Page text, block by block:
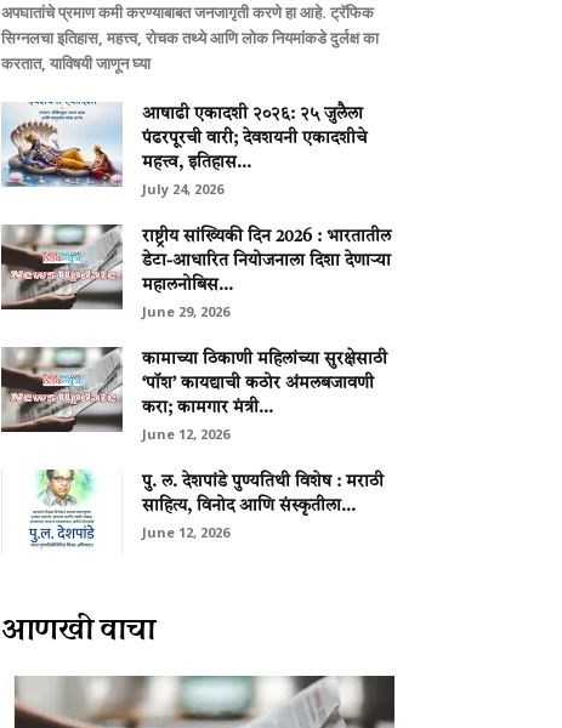
अपघातांचे प्रमाण कमी करण्याबाबत जनजागृती करणे हा आहे. ट्रॅफिक
सिग्नलचा इतिहास, महत्त्व, रोचक तथ्ये आणि लोक नियमांकडे दुर्लक्ष का
करतात, याविषयी जाणून घ्या
आषाढी एकादशी २०२६: २५ जुलैला
पंढरपूरची वारी; देवशयनी एकादशीचे
महत्त्व, इतिहास...
July 24, 2026
राष्ट्रीय सांख्यिकी दिन 2026 : भारतातील
डेटा-आधारित नियोजनाला दिशा देणाऱ्या
महालनोबिस...
June 29, 2026
कामाच्या ठिकाणी महिलांच्या सुरक्षेसाठी
‘पॉश’ कायद्याची कठोर अंमलबजावणी
करा; कामगार मंत्री...
June 12, 2026
पु. ल. देशपांडे पुण्यतिथी विशेष : मराठी
साहित्य, विनोद आणि संस्कृतीला...
June 12, 2026
आणखी वाचा